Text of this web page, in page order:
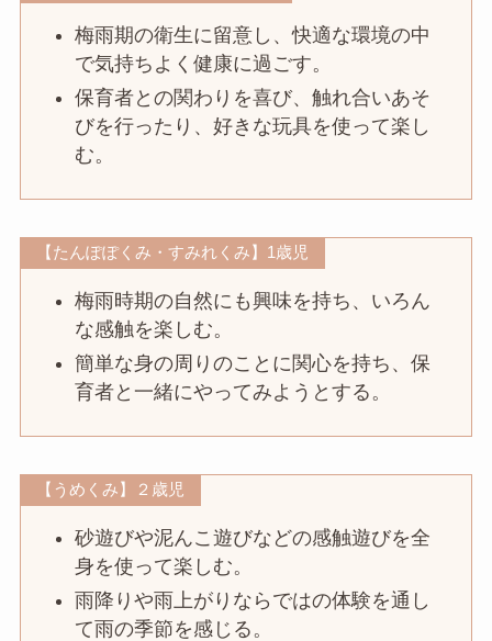
梅雨期の衛生に留意し、快適な環境の中
で気持ちよく健康に過ごす。
保育者との関わりを喜び、触れ合いあそ
びを行ったり、好きな玩具を使って楽し
む。
【たんぽぽくみ・すみれくみ】1歳児
梅雨時期の自然にも興味を持ち、いろん
な感触を楽しむ。
簡単な身の周りのことに関心を持ち、保
育者と一緒にやってみようとする。
【うめくみ】２歳児
砂遊びや泥んこ遊びなどの感触遊びを全
身を使って楽しむ。
雨降りや雨上がりならではの体験を通し
て雨の季節を感じる。